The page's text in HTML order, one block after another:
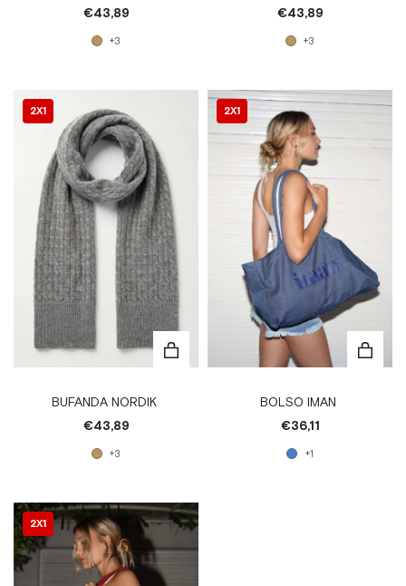
€43,89
+3
€43,89
+3
2X1
BUFANDA NORDIK
€43,89
+3
2X1
BOLSO IMAN
€36,11
+1
2X1